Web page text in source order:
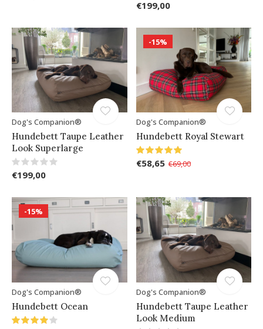
€199,00
Dog's Companion®
Hundebett Taupe Leather
Look Superlarge
€199,00
-15%
Dog's Companion®
Hundebett Royal Stewart
€58,65 €69,00
-15%
Dog's Companion®
Hundebett Ocean
Dog's Companion®
Hundebett Taupe Leather
Look Medium